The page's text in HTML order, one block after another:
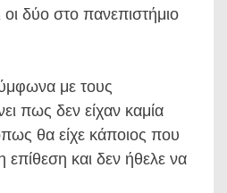
δύο στο πανεπιστήμιο
με τους
πως δεν είχαν καμία
θα είχε κάποιος που
επίθεση και δεν ήθελε να